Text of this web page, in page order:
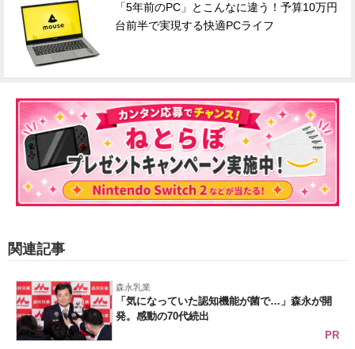
「5年前のPC」とこんなに違う！予算10万円
台前半で実現する快適PCライフ
関連記事
森永乳業
「気になっていた認知機能が菌で…」森永が開
発。感動の70代続出
PR